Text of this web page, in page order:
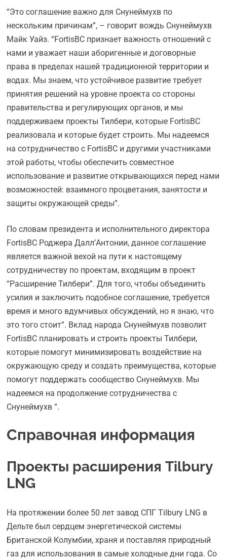
“Это соглашение важно для Снунеймухв по
нескольким причинам”, – говорит вождь Снунеймухв
Майк Уайз. “FortisBC признает важность отношений с
нами и уважает наши аборигенные и договорные
права в пределах нашей традиционной территории и
водах. Мы знаем, что устойчивое развитие требует
принятия решений на уровне проекта со стороны
правительства и регулирующих органов, и мы
поддерживаем проекты Тилбери, которые FortisBC
реализовала и которые будет строить. Мы надеемся
на сотрудничество с FortisBC и другими участниками
этой работы, чтобы обеспечить совместное
использование и развитие открывающихся перед нами
возможностей: взаимного процветания, занятости и
защиты окружающей среды”.
По словам президента и исполнительного директора
FortisBC Роджера Далл’Антонии, данное соглашение
является важной вехой на пути к настоящему
сотрудничеству по проектам, входящим в проект
“Расширение Тилбери”. Для того, чтобы объединить
усилия и заключить подобное соглашение, требуется
время и много вдумчивых обсуждений, но я знаю, что
это того стоит”. Вклад народа Снунеймухв позволит
FortisBC планировать и строить проекты Тилбери,
которые помогут минимизировать воздействие на
окружающую среду и создать преимущества, которые
помогут поддержать сообщество Снунеймухв. Мы
надеемся на продолжение сотрудничества с
Снунеймухв “.
Справочная информация
Проекты расширения Tilbury
LNG
На протяжении более 50 лет завод СПГ Tilbury LNG в
Дельте был сердцем энергетической системы
Британской Колумбии, храня и поставляя природный
газ для использования в самые холодные дни года. Со